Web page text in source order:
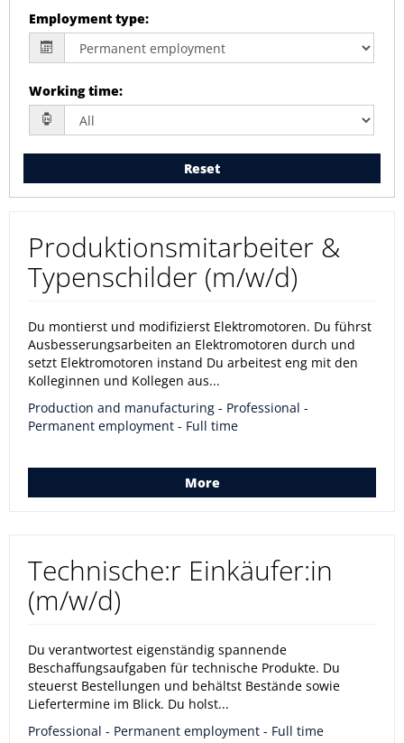
Employment type:
Working time:
Reset
Produktionsmitarbeiter &
Typenschilder (m/w/d)
Du montierst und modifizierst Elektromotoren. Du führst
Ausbesserungsarbeiten an Elektromotoren durch und
setzt Elektromotoren instand Du arbeitest eng mit den
Kolleginnen und Kollegen aus...
Production and manufacturing - Professional -
Permanent employment - Full time
More
Technische:r Einkäufer:in
(m/w/d)
Du verantwortest eigenständig spannende
Beschaffungsaufgaben für technische Produkte. Du
steuerst Bestellungen und behältst Bestände sowie
Liefertermine im Blick. Du holst...
Professional - Permanent employment - Full time